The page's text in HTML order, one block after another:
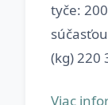
tyče: